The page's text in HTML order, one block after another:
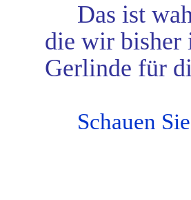
Das ist
die wir bisher
Gerlinde für
Schauen